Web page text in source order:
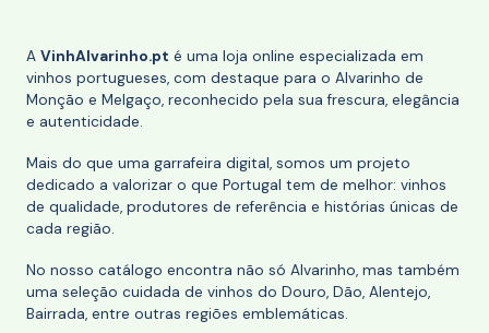
A VinhAlvarinho.pt é uma loja online especializada em
vinhos portugueses, com destaque para o Alvarinho de
Monção e Melgaço, reconhecido pela sua frescura, elegância
e autenticidade.
Mais do que uma garrafeira digital, somos um projeto
dedicado a valorizar o que Portugal tem de melhor: vinhos
de qualidade, produtores de referência e histórias únicas de
cada região.
No nosso catálogo encontra não só Alvarinho, mas também
uma seleção cuidada de vinhos do Douro, Dão, Alentejo,
Bairrada, entre outras regiões emblemáticas.